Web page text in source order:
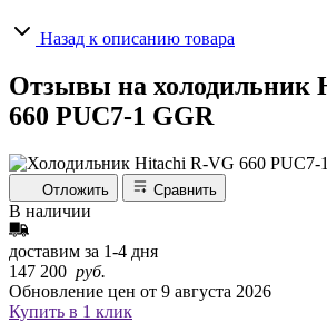
Назад к описанию товара
Отзывы на холодильник
660 PUC7-1 GGR
Отложить Сравнить
В наличии
доставим за 1-4 дня
147 200 руб.
Обновление цен от 9 августа 2026
Купить в 1 клик